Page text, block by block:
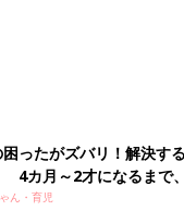
ったがズバリ！解決す
4カ月～2才になるまで
！
ん・育児